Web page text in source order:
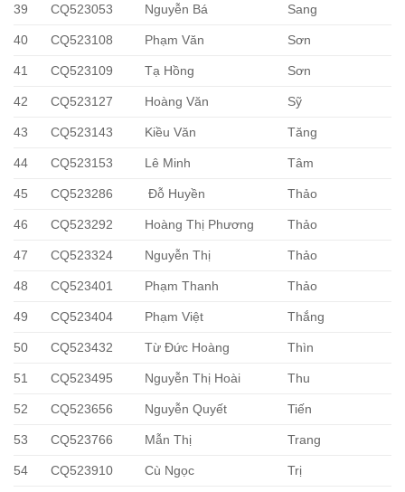
39 CQ523053 Nguyễn Bá Sang
40 CQ523108 Phạm Văn Sơn
41 CQ523109 Tạ Hồng Sơn
42 CQ523127 Hoàng Văn Sỹ
43 CQ523143 Kiều Văn Tăng
44 CQ523153 Lê Minh Tâm
45 CQ523286 Đỗ Huyền Thảo
46 CQ523292 Hoàng Thị Phương Thảo
47 CQ523324 Nguyễn Thị Thảo
48 CQ523401 Phạm Thanh Thảo
49 CQ523404 Phạm Việt Thắng
50 CQ523432 Từ Đức Hoàng Thìn
51 CQ523495 Nguyễn Thị Hoài Thu
52 CQ523656 Nguyễn Quyết Tiến
53 CQ523766 Mẫn Thị Trang
54 CQ523910 Cù Ngọc Trị